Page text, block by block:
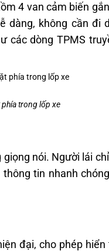
4 van cảm biến
dàng, không cần đi
các dòng TPMS
trong lốp xe
nói. Người lái
tin nhanh
đại, cho phép